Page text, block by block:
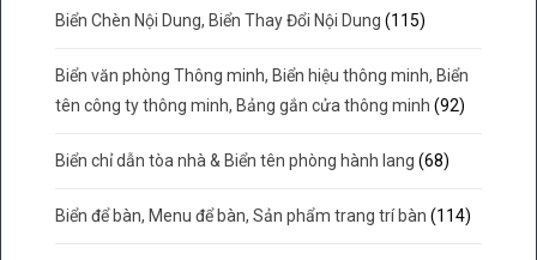
Biển Chèn Nội Dung, Biển Thay Đổi Nội Dung (115)
Biển văn phòng Thông minh, Biển hiệu thông minh, Biển
tên công ty thông minh, Bảng gắn cửa thông minh (92)
Biển chỉ dẫn tòa nhà & Biển tên phòng hành lang (68)
Biển để bàn, Menu để bàn, Sản phẩm trang trí bàn (114)